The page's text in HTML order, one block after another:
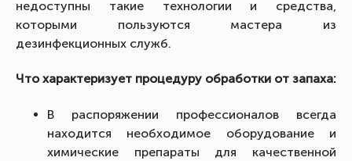
недоступны такие технологии и средства,
которыми пользуются мастера из
дезинфекционных служб.
Что характеризует процедуру обработки от запаха:
В распоряжении профессионалов всегда
находится необходимое оборудование и
химические препараты для качественной